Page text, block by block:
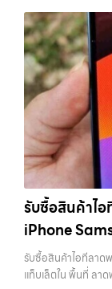
ครบช่วยเพิ่มราคา แ
สายชาร์จ หรืออุปกร
บางรุ่น การมีกล่องค
นำไปขายต่อได้ง่าย
ขายได้ตามปกติ เพีย
ทางการขายให้เหมา
และข้อจำกัดต่างกัน
กว่า แต่ต้องใช้เวลา
ร้านรับซื้อจะสะดวกแ
ราคาตามสภาพจริง
ที่ต้องการเงินด่วนแ
ว่าอุปกรณ์แต่ละชิ้นไ
ต้องการเปลี่ยนรุ่น ห
เครื่อง ฟรี ปราบปรา
จ่ายเงินทันทีเมื่อตกล
สายใหม่-เก่า,
จะอยู่ในสภาพใช้งาน
ไม่ได้ขึ้นอยู่แค่ยี่ห้อ แ
การขายของคุณ เรา
แจ้งวัฒนะ, บางแค,
เสนานิคม, วังหิน อย่
“รับซื้อโทรศัพท์มือสอ
กรุงเทพถึงที่”, หรื
เพราะบริการของเร
กว่า เลือกเราแล้วคุ
ทั้งหมดนี้เพื่อให้การข
และคุ้มค่ากว่า ทำไม
แจ้งวัฒนะ บางแค วั
โทรศัพท์, รับซื้อแมคบุ
กับสินค้าไอที กรุงเท
เสนานิคม รับซื้อโทร
บริการอื่นๆ เกี่ยวกับ
ซื้อ iPad และแท็บเล็
ประสบการณ์เหนือ
ยินดีต้อนรับสู่ “รับซื้
บริการ รับซื้อ มือถือ
สูง พร้อมจ่ายเงินทั
แจ้งวัฒนะ, บางแค, วั
ที่สุด ในยุคที่สมาร์ทโ
ทุกช่วงเวลา อุปกรณ์
เว็บไซต์ของเราจึงเ
ไม่ใช้แล้วให้กลายเป็
รับซื้อมือถือ, รับซื้อโ
รับซื้อสินค้าไ
iPhone
ลาดพร้าว รัช
รามอินทรา พ
รับซื้อสินค้าไอทีลาด
แท็บเล็ตใน พื้นที่ ลา